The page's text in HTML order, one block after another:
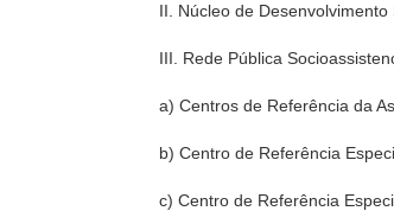
II. Núcleo de
III. Rede Pública
a) Centros de Referência da
b) Centro de Referência
c) Centro de Referência